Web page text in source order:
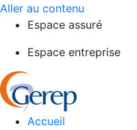
Aller au contenu
Espace assuré
Espace entreprise
Accueil